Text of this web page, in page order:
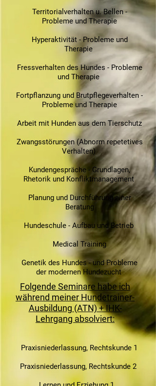
Territorialverhalten u. Bellen -
Probleme und Therapie
Hyperaktivität - Probleme und
Therapie
Fressverhalten des Hundes - Probleme
und Therapie
Fortpflanzung und Brutpflegeverhalten -
Probleme und Therapie
Arbeit mit Hunden aus dem Tierschutz
Zwangsstörungen (Abnorm repetetives
Verhalten)
Kundengespräche - Grundlagen,
Rhetorik und Konfliktmanagement
Planung und Durchführung einer
Beratung
Hundeschule - Aufbau und Betrieb
Medical Training
Genetik des Hundes - und Probleme
der modernen Hundezucht
Folgende Seminare habe ich
während meiner Hundetrainer-
Ausbildung (ATN) + IHK-
Lehrgang absolviert:
Praxisniederlassung, Rechtskunde 1
Praxisniederlassung, Rechtskunde 2